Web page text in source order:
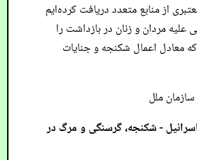
از منابع متعدد دریافت کرده‌ایم
مردان و زنان در بازداشت را
معادل اعمال شکنجه و جنایات
ملل
-شکنجه، گرسنگی و مرگ در